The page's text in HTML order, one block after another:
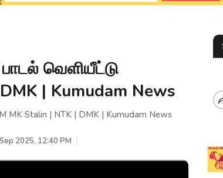
வெளியீட்டு
| Kumudam News
MK Stalin | NTK | DMK | Kumudam News
2025, 12:40 PM